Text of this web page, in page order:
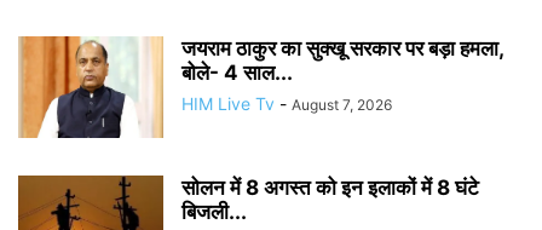
जयराम ठाकुर का सुक्खू सरकार पर बड़ा हमला,
बोले- 4 साल...
HIM Live Tv - August 7, 2026
सोलन में 8 अगस्त को इन इलाकों में 8 घंटे
बिजली...